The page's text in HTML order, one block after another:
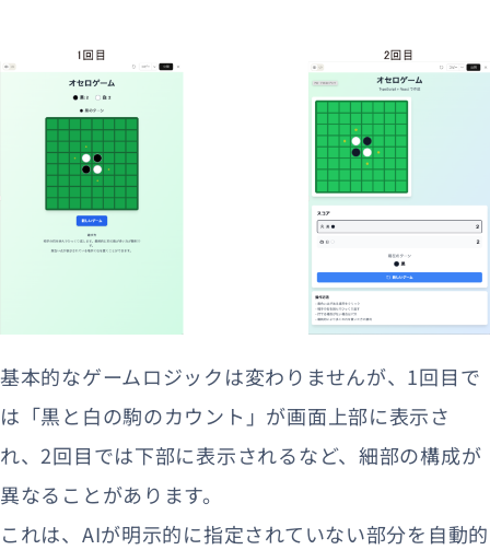
基本的なゲームロジックは変わりませんが、1回目で
は「黒と白の駒のカウント」が画面上部に表示さ
れ、2回目では下部に表示されるなど、細部の構成が
異なることがあります。
これは、AIが明示的に指定されていない部分を自動的